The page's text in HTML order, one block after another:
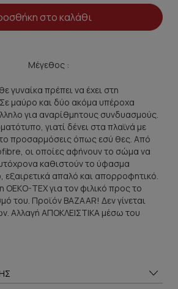
στο καλάθι
Μέγεθος :
γυναίκα πρέπει να έχει στη
μαύρο και δύο ακόμα υπέροχα
για αναρίθμητους συνδυασμούς.
γιατί δένει στα πλαϊνά με
προσαρμόσεις όπως εσύ θες. Από
οι οποίες αφήνουν το σώμα να
καθιστούν το ύφασμα
εξαιρετικά απαλό και απορροφητικό.
OEKO-TEX για τον φιλικό προς το
του. Προϊόν BAZAAR! Δεν γίνεται
Αλλαγή ΑΠΟΚΛΕΙΣΤΙΚΑ μέσω του